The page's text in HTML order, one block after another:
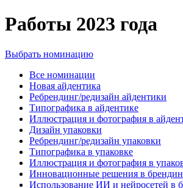
Работы 2023 года
Выбрать номинацию
Все номинации
Новая айдентика
Ребрендинг/редизайн айдентики
Типографика в айдентике
Иллюстрация и фотография в
Дизайн упаковки
Ребрендинг/редизайн упаковки
Типографика в упаковке
Иллюстрация и фотография в
Инновационные решения в
Использование ИИ и нейросетей в